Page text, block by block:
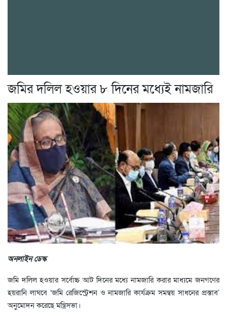
জমির দলিল হওয়ার ৮ দিনের মধ্যেই নামজারি
অনলাইন ডেস্ক
জমি দলিল হওয়ার সর্বোচ্চ আট দিনের মধ্যে নামজারি করার মাধ্যমে জনগণের
হয়রানি লাঘবে ‘জমি রেজিস্ট্রেশন ও নামজারি কার্যক্রম সমন্বয় সাধনের প্রস্তাব’
অনুমোদন করেছে মন্ত্রিসভা।